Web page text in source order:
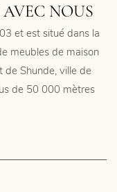
NOUS
et est situé dans la
meubles de maison
de Shunde, ville de
de 50 000 mètres